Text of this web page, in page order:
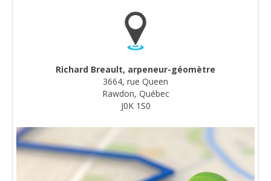
Richard Breault, arpeneur-géomètre
3664, rue Queen
Rawdon, Québec
J0K 1S0